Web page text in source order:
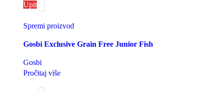
Upit
Spremi proizvod
Gosbi Exclusive Grain Free Junior Fish
Gosbi
Pročitaj više